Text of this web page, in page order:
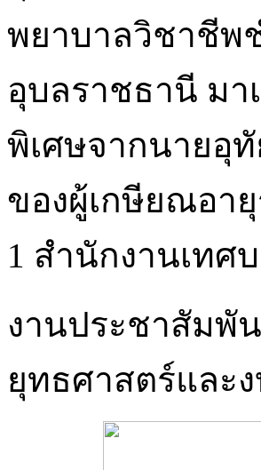
พยาบาลวิชาชีพ
อุบลราชธานี มา
พิเศษจากนายอุ
ของผู้เกษียณอา
1 สำนักงานเทศ
งานประชาสัมพั
ยุทธศาสตร์และ